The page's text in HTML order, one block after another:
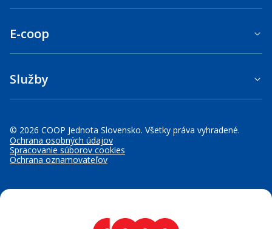
© 2026 COOP Jednota Slovensko. Všetky práva vyhradené.
Ochrana osobných údajov
Spracovanie súborov cookies
Ochrana oznamovateľov
E-coop
Služby